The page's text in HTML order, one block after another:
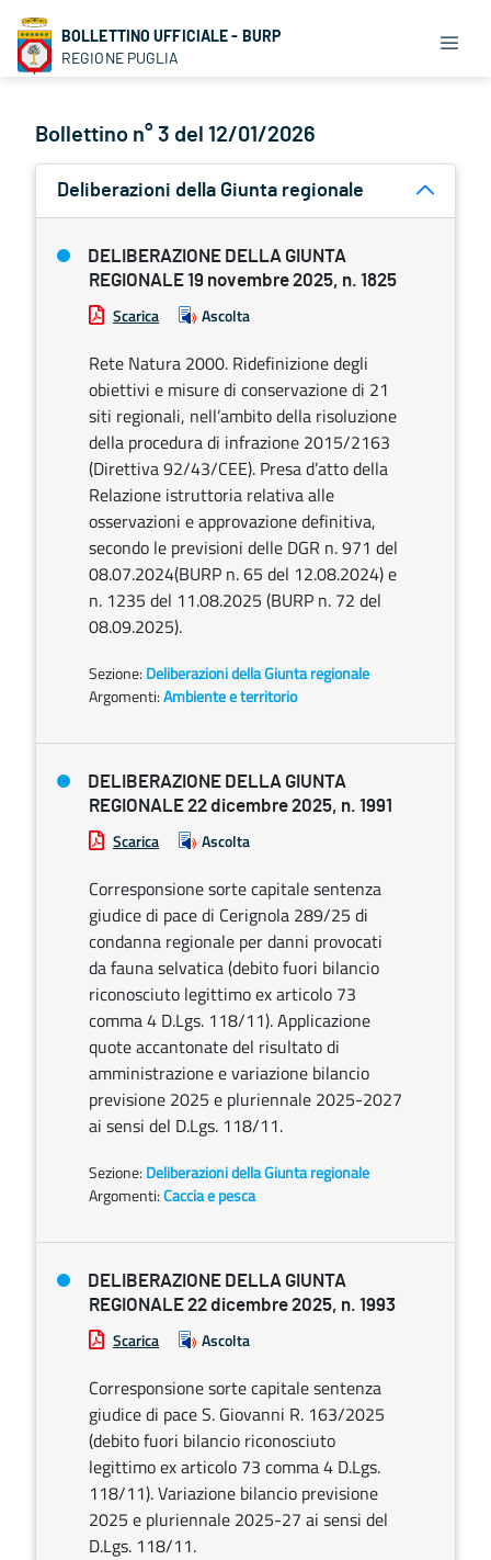
BOLLETTINO UFFICIALE - BURP
REGIONE PUGLIA
Bollettino n° 3 del 12/01/2026
Deliberazioni della Giunta regionale
DELIBERAZIONE DELLA GIUNTA
REGIONALE 19 novembre 2025, n. 1825
Scarica Ascolta
Rete Natura 2000. Ridefinizione degli
obiettivi e misure di conservazione di 21
siti regionali, nell’ambito della risoluzione
della procedura di infrazione 2015/2163
(Direttiva 92/43/CEE). Presa d’atto della
Relazione istruttoria relativa alle
osservazioni e approvazione definitiva,
secondo le previsioni delle DGR n. 971 del
08.07.2024(BURP n. 65 del 12.08.2024) e
n. 1235 del 11.08.2025 (BURP n. 72 del
08.09.2025).
Sezione: Deliberazioni della Giunta regionale
Argomenti:Ambiente e territorio
DELIBERAZIONE DELLA GIUNTA
REGIONALE 22 dicembre 2025, n. 1991
Scarica Ascolta
Corresponsione sorte capitale sentenza
giudice di pace di Cerignola 289/25 di
condanna regionale per danni provocati
da fauna selvatica (debito fuori bilancio
riconosciuto legittimo ex articolo 73
comma 4 D.Lgs. 118/11). Applicazione
quote accantonate del risultato di
amministrazione e variazione bilancio
previsione 2025 e pluriennale 2025-2027
ai sensi del D.Lgs. 118/11.
Sezione: Deliberazioni della Giunta regionale
Argomenti:Caccia e pesca
DELIBERAZIONE DELLA GIUNTA
REGIONALE 22 dicembre 2025, n. 1993
Scarica Ascolta
Corresponsione sorte capitale sentenza
giudice di pace S. Giovanni R. 163/2025
(debito fuori bilancio riconosciuto
legittimo ex articolo 73 comma 4 D.Lgs.
118/11). Variazione bilancio previsione
2025 e pluriennale 2025-27 ai sensi del
D.Lgs. 118/11.